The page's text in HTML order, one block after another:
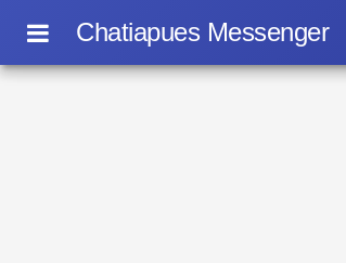
Chatiapues Messenger